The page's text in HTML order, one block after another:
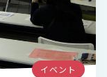
イベント